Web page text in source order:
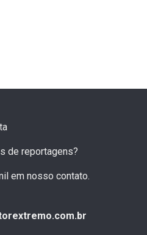
de reportagens?
em nosso contato.